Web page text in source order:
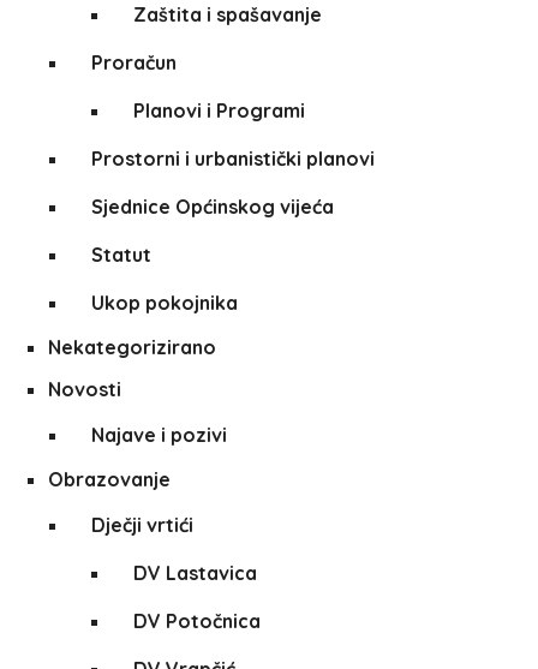
Zaštita i spašavanje
Proračun
Planovi i Programi
Prostorni i urbanistički planovi
Sjednice Općinskog vijeća
Statut
Ukop pokojnika
Nekategorizirano
Novosti
Najave i pozivi
Obrazovanje
Dječji vrtići
DV Lastavica
DV Potočnica